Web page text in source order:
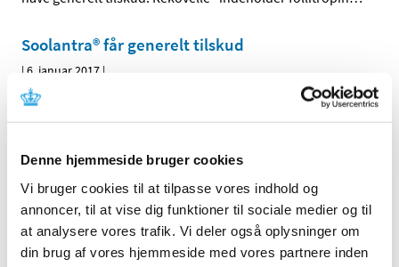
Denne hjemmeside bruger cookies
Vi bruger cookies til at tilpasse vores indhold og
annoncer, til at vise dig funktioner til sociale medier og til
at analysere vores trafik. Vi deler også oplysninger om
din brug af vores hjemmeside med vores partnere inden
Soolantra® får generelt tilskud
|6. januar 2017 |
Lægemiddelstyrelsen har besluttet, at Soolantra® skal
have generelt tilskud med virkning fra 16. januar 2017.…
Xultophy får generelt klausuleret tilskud
|5. januar 2017|
Lægemiddelstyrelsen har besluttet, at Xultophy skal have
generelt klausuleret tilskud med virkning fra 16. januar